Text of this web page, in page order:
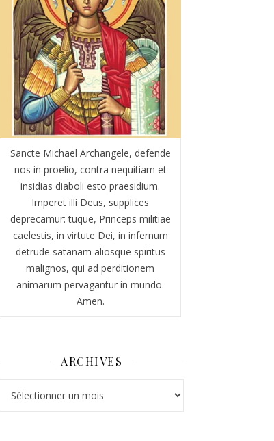
Sancte Michael Archangele, defende
nos in proelio, contra nequitiam et
insidias diaboli esto praesidium.
Imperet illi Deus, supplices
deprecamur: tuque, Princeps militiae
caelestis, in virtute Dei, in infernum
detrude satanam aliosque spiritus
malignos, qui ad perditionem
animarum pervagantur in mundo.
Amen.
ARCHIVES